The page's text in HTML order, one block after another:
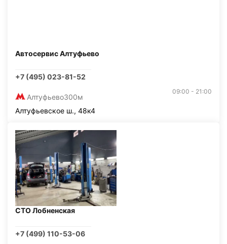
Автосервис Алтуфьево
+7 (495) 023-81-52
Алтуфьево300м
09:00 - 21:00
Алтуфьевское ш., 48к4
СТО Лобненская
+7 (499) 110-53-06